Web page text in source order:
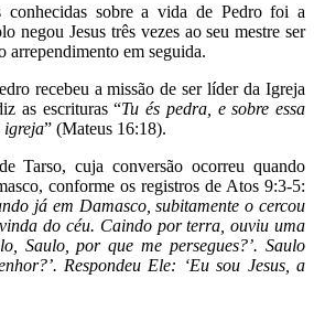
conhecidas sobre a vida de Pedro foi a
negou Jesus três vezes ao seu mestre ser
arrependimento em seguida.
recebeu a missão de ser líder da Igreja
as escrituras “Tu és pedra, e sobre essa
igreja” (Mateus 16:18).
Tarso, cuja conversão ocorreu quando
conforme os registros de Atos 9:3-5:
já em Damasco, subitamente o cercou
do céu. Caindo por terra, ouviu uma
Saulo, por que me persegues?’. Saulo
Respondeu Ele: ‘Eu sou Jesus, a